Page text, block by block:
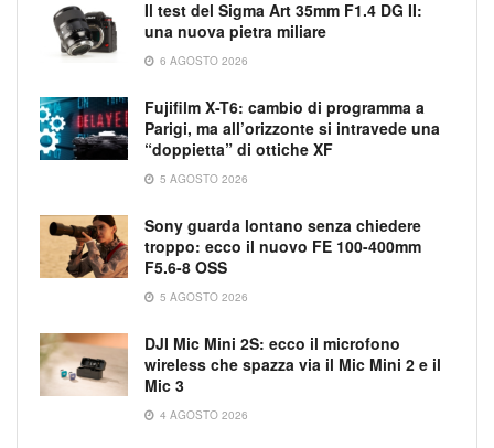
Il test del Sigma Art 35mm F1.4 DG II:
una nuova pietra miliare
6 AGOSTO 2026
Fujifilm X-T6: cambio di programma a
Parigi, ma all’orizzonte si intravede una
“doppietta” di ottiche XF
5 AGOSTO 2026
Sony guarda lontano senza chiedere
troppo: ecco il nuovo FE 100-400mm
F5.6-8 OSS
5 AGOSTO 2026
DJI Mic Mini 2S: ecco il microfono
wireless che spazza via il Mic Mini 2 e il
Mic 3
4 AGOSTO 2026